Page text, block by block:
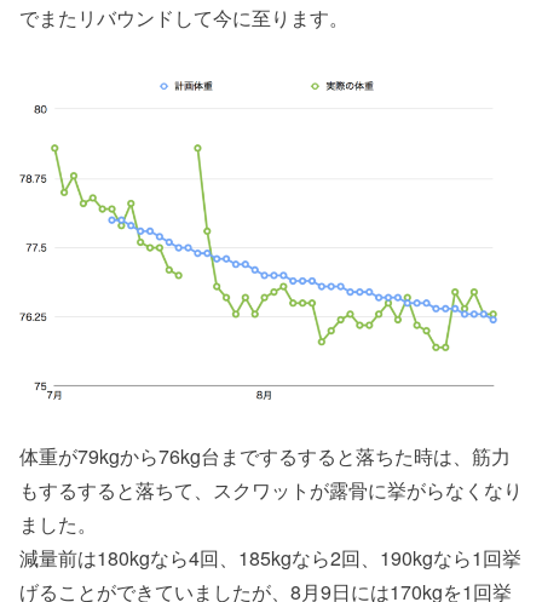
でまたリバウンドして今に至ります。
体重が79kgから76kg台までするすると落ちた時は、筋力
もするすると落ちて、スクワットが露骨に挙がらなくなり
ました。
減量前は180kgなら4回、185kgなら2回、190kgなら1回挙
げることができていましたが、8月9日には170kgを1回挙